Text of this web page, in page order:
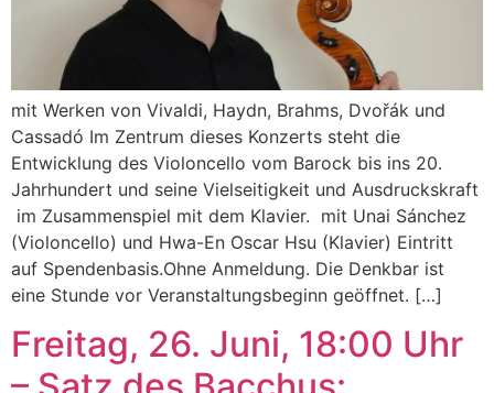
mit Werken von Vivaldi, Haydn, Brahms, Dvořák und
Cassadó Im Zentrum dieses Konzerts steht die
Entwicklung des Violoncello vom Barock bis ins 20.
Jahrhundert und seine Vielseitigkeit und Ausdruckskraft
im Zusammenspiel mit dem Klavier. mit Unai Sánchez
(Violoncello) und Hwa-En Oscar Hsu (Klavier) Eintritt
auf Spendenbasis.Ohne Anmeldung. Die Denkbar ist
eine Stunde vor Veranstaltungsbeginn geöffnet. […]
Freitag, 26. Juni, 18:00 Uhr